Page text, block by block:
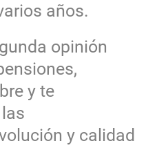
años.
opinión
y te
y calidad